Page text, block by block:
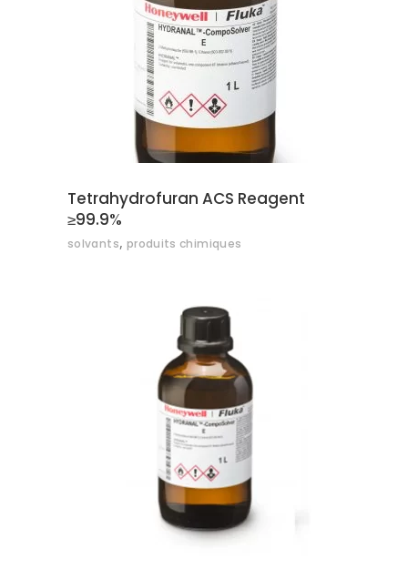
AJOUTER AU DEVIS
Tetrahydrofuran ACS Reagent
≥99.9%
solvants, produits chimiques
AJOUTER AU DEVIS